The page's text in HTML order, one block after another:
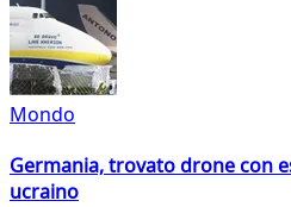
Mondo
Germania, trovato drone con
ucraino